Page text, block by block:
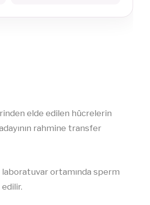
elde edilen hücrelerin
rahmine transfer
ortamında sperm